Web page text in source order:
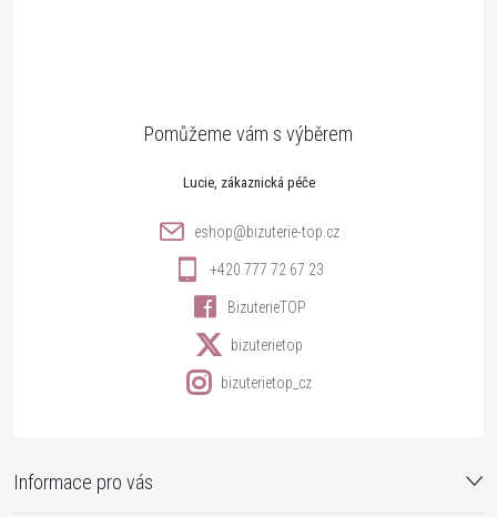
Informace pro vás
Lucie
eshop@bizuterie-top.cz
+420 777 72 67 23
BizuterieTOP
bizuterietop
bizuterietop_cz